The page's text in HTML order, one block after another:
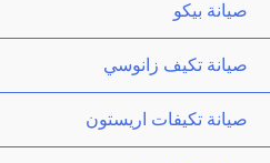
صيانة بيكو
صيانة تكيف زانوسي
صيانة تكيفات اريستون